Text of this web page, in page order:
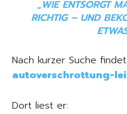
„WIE ENTSORGT
RICHTIG – UND
Nach kurzer Suche
autoverschrottung-
Dort liest er: